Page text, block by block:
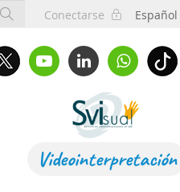
Conectarse
Videointerpretación